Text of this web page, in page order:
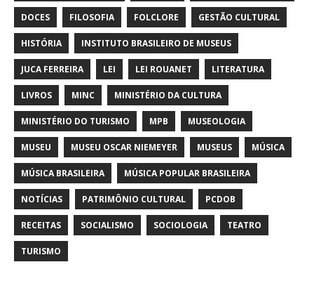
DOCES FILOSOFIA FOLCLORE GESTÃO CULTURAL
HISTÓRIA INSTITUTO BRASILEIRO DE MUSEUS
JUCA FERREIRA LEI LEI ROUANET LITERATURA
LIVROS MINC MINISTÉRIO DA CULTURA
MINISTÉRIO DO TURISMO MPB MUSEOLOGIA
MUSEU MUSEU OSCAR NIEMEYER MUSEUS MÚSICA
MÚSICA BRASILEIRA MÚSICA POPULAR BRASILEIRA
NOTÍCIAS PATRIMÔNIO CULTURAL PCDOB
RECEITAS SOCIALISMO SOCIOLOGIA TEATRO
TURISMO